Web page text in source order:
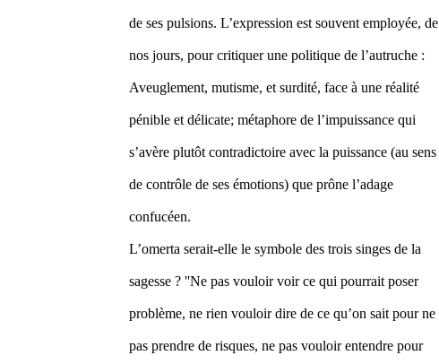
de ses pulsions. L’expression est souvent employée, de
nos jours, pour critiquer une politique de l’autruche :
Aveuglement, mutisme, et surdité, face à une réalité
pénible et délicate; métaphore de l’impuissance qui
s’avère plutôt contradictoire avec la puissance (au sens
de contrôle de ses émotions) que prône l’adage
confucéen.
L’omerta serait-elle le symbole des trois singes de la
sagesse ? ''Ne pas vouloir voir ce qui pourrait poser
problème, ne rien vouloir dire de ce qu’on sait pour ne
pas prendre de risques, ne pas vouloir entendre pour